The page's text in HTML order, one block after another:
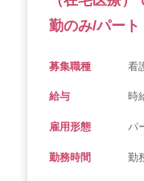
勤のみ/パート
募集職種 看
給与 時
雇用形態 パ
勤務時間 勤